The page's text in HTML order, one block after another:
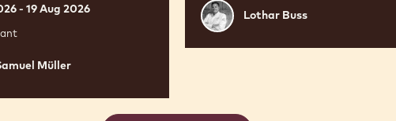
- 19 Aug 2026
Müller
Lothar
Buss
Lothar Buss